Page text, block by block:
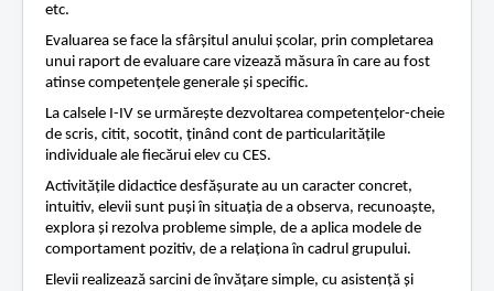
2
/
etc.
Evaluarea se face la sfârșitul anului școlar, prin completarea
unui raport de evaluare care vizează măsura în care au fost
atinse competențele generale și specific.
La calsele I-IV se urmărește dezvoltarea competențelor-cheie
de scris, citit, socotit, ținând cont de particularitățile
individuale ale fiecărui elev cu CES.
Activitățile didactice desfășurate au un caracter concret,
intuitiv, elevii sunt puși în situația de a observa, recunoaște,
explora și rezolva probleme simple, de a aplica modele de
comportament pozitiv, de a relaționa în cadrul grupului.
Elevii realizează sarcini de învățare simple, cu asistență și